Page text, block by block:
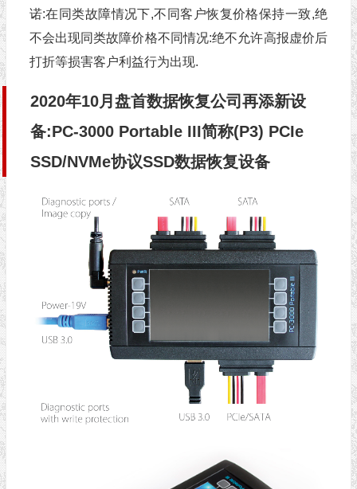
诺:在同类故障情况下,不同客户恢复价格保持一致,绝
不会出现同类故障价格不同情况:绝不允许高报虚价后
打折等损害客户利益行为出现.
2020年10月盘首数据恢复公司再添新设
备:PC-3000 Portable III简称(P3) PCIe
SSD/NVMe协议SSD数据恢复设备